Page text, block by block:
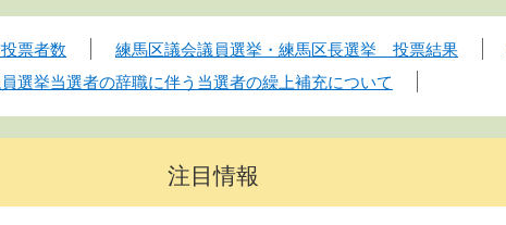
票者数 練馬区議会議員選挙・練馬区長選挙 投票結果
選挙当選者の辞職に伴う当選者の繰上補充について
注目情報